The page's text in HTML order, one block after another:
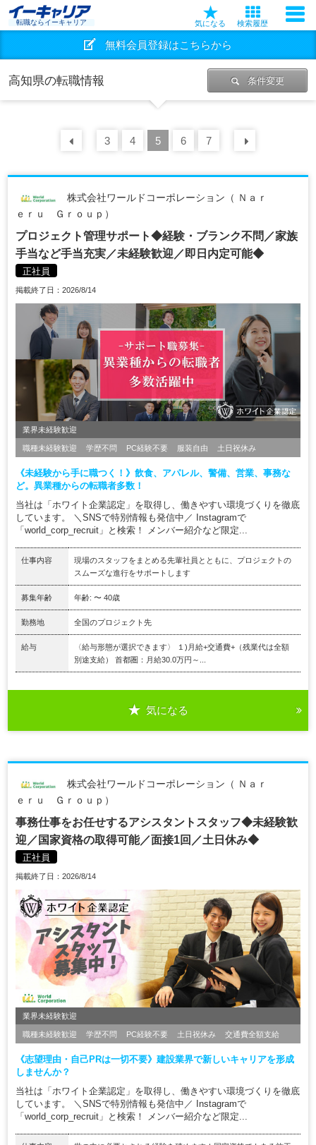
転職ならイーキャリア 気になる 検索履歴
無料会員登録はこちらから
高知県の転職情報 条件変更
前の 30
3 4 5 6 7
株式会社ワールドコーポレーション（ Ｎａｒ
ｅｒｕ Ｇｒｏｕｐ）
プロジェクト管理サポート◆経験・ブランク不問／家族
手当など手当充実／未経験歓迎／即日内定可能◆
正社員
掲載終了日：2026/8/14
業界未経験歓迎
職種未経験歓迎 学歴不問 PC経験不要 服装自由 土日祝休み
《未経験から手に職つく！》飲食、アパレル、警備、営業、事務な
ど。異業種からの転職者多数！
当社は「ホワイト企業認定」を取得し、働きやすい環境づくりを徹底
しています。 ＼SNSで特別情報も発信中／ Instagramで
「world_corp_recruit」と検索！ メンバー紹介など限定...
仕事内容
現場のスタッフをまとめる先輩社員とともに、プロジェクトの
スムーズな進行をサポートします
募集年齢 年齢: 〜 40歳
勤務地 全国のプロジェクト先
給与
〈給与形態が選択できます〉 １)月給+交通費+（残業代は全額
別途支給） 首都圏：月給30.0万円～...
気になる
株式会社ワールドコーポレーション（ Ｎａｒ
ｅｒｕ Ｇｒｏｕｐ）
事務仕事をお任せするアシスタントスタッフ◆未経験歓
迎／国家資格の取得可能／面接1回／土日休み◆
正社員
掲載終了日：2026/8/14
業界未経験歓迎
職種未経験歓迎 学歴不問 PC経験不要 土日祝休み 交通費全額支給
《志望理由・自己PRは一切不要》建設業界で新しいキャリアを形成
しませんか？
当社は「ホワイト企業認定」を取得し、働きやすい環境づくりを徹底
しています。 ＼SNSで特別情報も発信中／ Instagramで
「world_corp_recruit」と検索！ メンバー紹介など限定...